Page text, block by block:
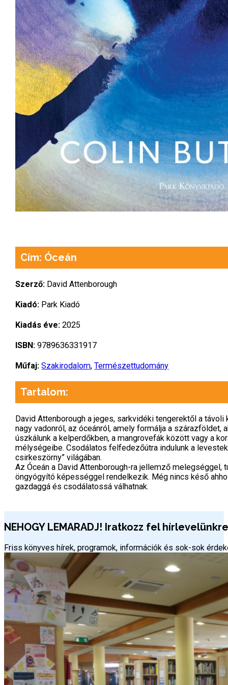
Cím: Óceán
Szerző: David Attenborough
Kiadó: Park Kiadó
Kiadás éve: 2025
ISBN: 9789636331917
Műfaj: Szakirodalom,Természettudomány
Tartalom:
David Attenborough a jeges, sarkvidéki tengerektől a
nagy vadonról, az óceánról, amely formálja a
úszkálunk a kelperdőkben, a mangrovefák között vagy a
mélységeibe. Csodálatos felfedezőútra indulunk a
csirkeszörny” világában.
Az Óceán a David Attenborough-ra jellemző
öngyógyító képességgel rendelkezik. Még nincs késő
gazdaggá és csodálatossá válhatnak.
NEHOGY LEMARADJ! Iratkozz fel
Friss könyves hírek, programok, információk és sok-sok